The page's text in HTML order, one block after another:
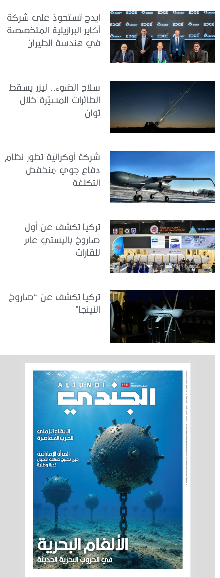
ايدج تستحوذ على شركة
أكاير البرازيلية المتخصصة
في هندسة الطيران
سلاح الضوء.. ليزر يسقط
الطائرات المسيّرة خلال
ثوانٍ
شركة أوكرانية تطور نظام
دفاع جوي منخفض
التكلفة
تركيا تكشف عن أول
صاروخ باليستي عابر
للقارات
تركيا تكشف عن “صاروخ
النينجا”